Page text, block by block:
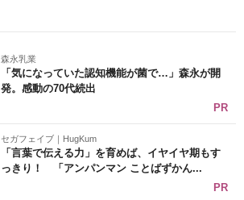
森永乳業
「気になっていた認知機能が菌で…」森永が開
発。感動の70代続出
PR
セガフェイブ｜HugKum
「言葉で伝える力」を育めば、イヤイヤ期もす
っきり！ 「アンパンマン ことばずかん...
PR